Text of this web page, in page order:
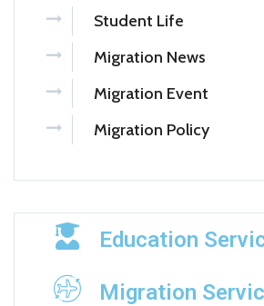
Student Life
Migration News
Migration Event
Migration Policy
Education
Migration